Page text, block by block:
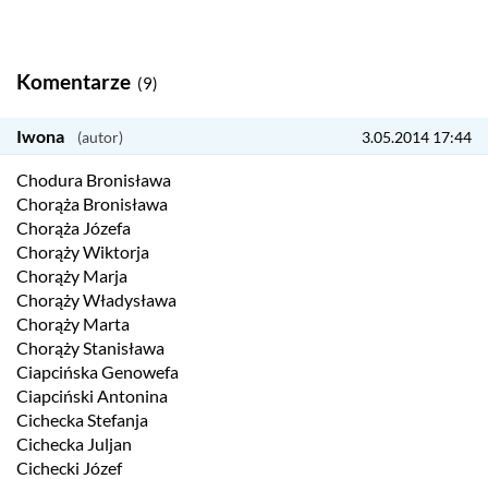
Komentarze (9)
Iwona 3.05.2014 17:44
Chodura Bronisława
Chorąża Bronisława
Chorąża Józefa
Chorąży Wiktorja
Chorąży Marja
Chorąży Władysława
Chorąży Marta
Chorąży Stanisława
Ciapcińska Genowefa
Ciapciński Antonina
Cichecka Stefanja
Cichecka Juljan
Cichecki Józef